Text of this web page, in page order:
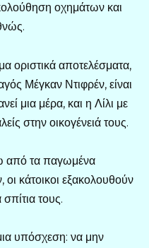
οχημάτων και
οριστικά αποτελέσματα,
Μέγκαν Ντιφρέν, είναι
μια μέρα, και η Λίλι με
στην οικογένειά τους.
από τα παγωμένα
κάτοικοι εξακολουθούν
τους.
υπόσχεση: να μην